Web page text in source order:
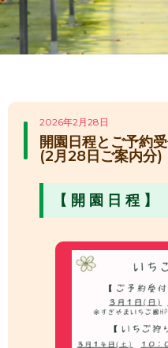
2026年2月28日
開園日程とご予約
(2月28日ご案内分)
【 開 園 日 程 】